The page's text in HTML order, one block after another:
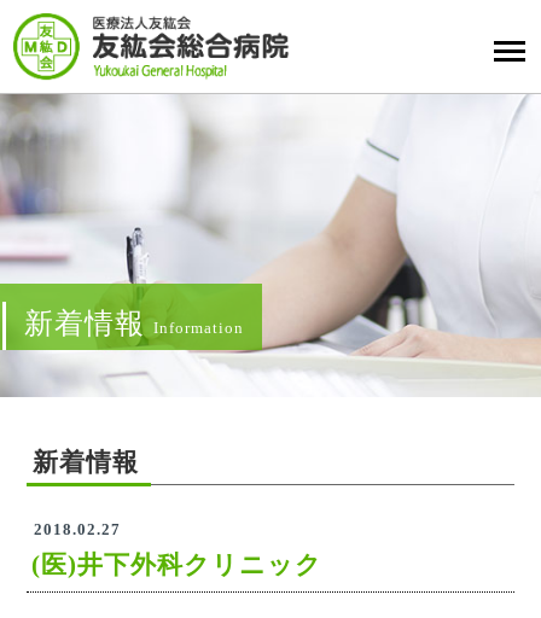
新着情報 Information
新着情報
2018.02.27
(医)井下外科クリニック